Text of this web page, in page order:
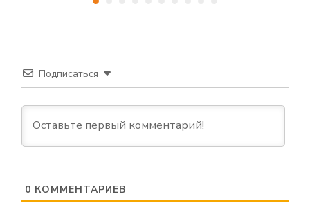
Подписаться
0 КОММЕНТАРИЕВ